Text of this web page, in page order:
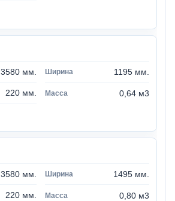
3580 мм. 1195 мм.
220 мм. 0,64 м3
3580 мм. 1495 мм.
220 мм. 0,80 м3